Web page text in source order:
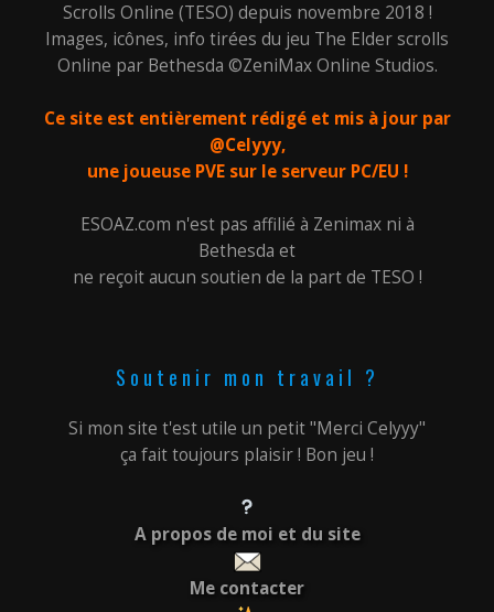
Scrolls Online (TESO) depuis novembre 2018 !
Images, icônes, info tirées du jeu The Elder scrolls
Online par Bethesda ©ZeniMax Online Studios.
Ce site est entièrement rédigé et mis à jour par
@Celyyy,
une joueuse PVE sur le serveur PC/EU !
ESOAZ.com n'est pas affilié à Zenimax ni à
Bethesda et
ne reçoit aucun soutien de la part de TESO !
Soutenir mon travail ?
Si mon site t'est utile un petit "Merci Celyyy"
ça fait toujours plaisir ! Bon jeu !
A propos de moi et du site
Me contacter